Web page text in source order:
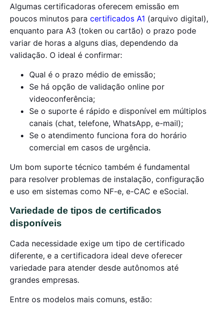
Algumas certificadoras oferecem emissão em
poucos minutos para certificados A1 (arquivo digital),
enquanto para A3 (token ou cartão) o prazo pode
variar de horas a alguns dias, dependendo da
validação. O ideal é confirmar:
Qual é o prazo médio de emissão;
Se há opção de validação online por
videoconferência;
Se o suporte é rápido e disponível em múltiplos
canais (chat, telefone, WhatsApp, e-mail);
Se o atendimento funciona fora do horário
comercial em casos de urgência.
Um bom suporte técnico também é fundamental
para resolver problemas de instalação, configuração
e uso em sistemas como NF-e, e-CAC e eSocial.
Variedade de tipos de certificados
disponíveis
Cada necessidade exige um tipo de certificado
diferente, e a certificadora ideal deve oferecer
variedade para atender desde autônomos até
grandes empresas.
Entre os modelos mais comuns, estão: